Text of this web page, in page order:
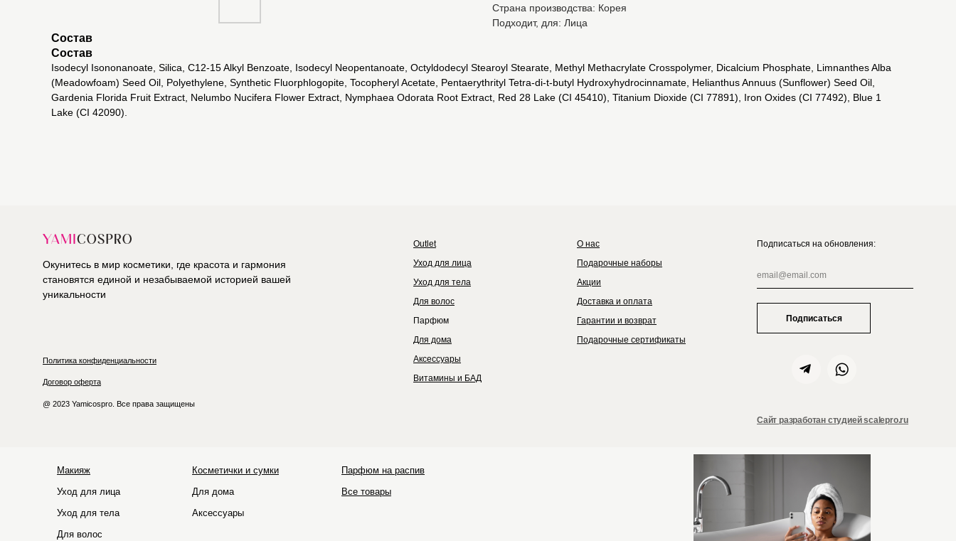
Страна производства: Корея
Подходит, для: Лица
Состав
Состав
Isodecyl Isononanoate, Silica, C12-15 Alkyl Benzoate, Isodecyl Neopentanoate, Octyldodecyl Stearoyl Stearate, Methyl Methacrylate Crosspolymer, Dicalcium Phosphate, Limnanthes Alba
(Meadowfoam) Seed Oil, Polyethylene, Synthetic Fluorphlogopite, Tocopheryl Acetate, Pentaerythrityl Tetra-di-t-butyl Hydroxyhydrocinnamate, Helianthus Annuus (Sunflower) Seed Oil,
Gardenia Florida Fruit Extract, Nelumbo Nucifera Flower Extract, Nymphaea Odorata Root Extract, Red 28 Lake (CI 45410), Titanium Dioxide (CI 77891), Iron Oxides (CI 77492), Blue 1
Lake (CI 42090).
Outlet
Окунитесь в мир косметики, где красота и гармония
становятся единой и незабываемой историей вашей
уникальности
Политика конфиденциальности
Договор оферта
@ 2023 Yamicospro. Все права защищены
Уход для лица
Уход для тела
Для волос
Парфюм
Для дома
Аксессуары
Сайт разработан студией scalepro.ru
Витамины и БАД
О нас
Подарочные наборы
Акции
Доставка и оплата
Гарантии и возврат
Подарочные сертификаты
Подписаться на обновления:
Подписаться
Макияж
Уход для лица
Уход для тела
Для волос
Косметички и сумки
Для дома
Аксессуары
Парфюм на распив
Все товарыUltraceuticals ZIELINSKI&ROZEN
HOLIFROG